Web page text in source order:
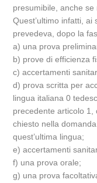
presumibile, anche se
Quest’ultimo infatti, ai
prevedeva, dopo la
a) una prova
b) prove di efficienza
c) accertamenti
d) prova scritta per
lingua italiana 0
precedente articolo 1,
chiesto nella
quest’ultima lingua;
e) accertamenti
f) una prova orale;
g) una prova